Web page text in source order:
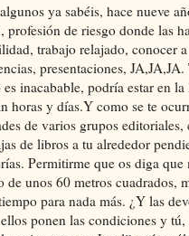
ya sabéis, hace nueve
profesión de riesgo donde las
trabajo relajado, conocer
presentaciones,
es inacabable, podría estar en
horas y días.Y como se te
de varios grupos
de libros a tu alrededor
Permitirme que os diga
de unos 60 metros cuadrados,
para nada más. ¿Y las
ponen las condiciones y